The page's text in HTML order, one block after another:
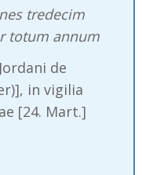
tredecim
totum annum
de
in vigilia
[24. Mart.]